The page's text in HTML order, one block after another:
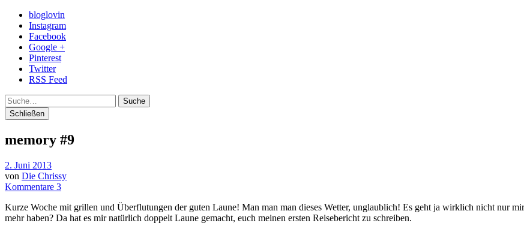
bloglovin
Instagram
Facebook
Google +
Pinterest
Twitter
RSS Feed
Suche
Schließen
memory #9
2. Juni 2013
von Die Chrissy
Kommentare 3
Kurze Woche mit grillen und Überflutungen der guten Laune! Man man man dieses Wetter, unglaublich! Es geht ja wirklich nicht nur
mehr haben? Da hat es mir natürlich doppelt Laune gemacht, euch meinen ersten Reisebericht zu schreiben.